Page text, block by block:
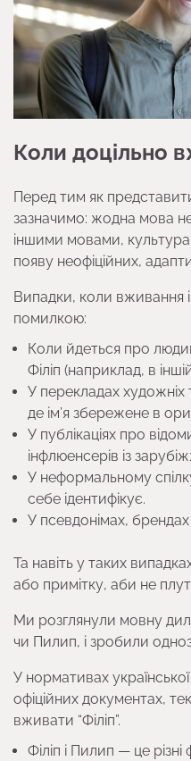
Коли доцільно
Перед тим як
зазначимо: жодна мова не
іншими мовами,
появу неофіційних,
Випадки, коли вживання
помилкою:
Коли йдеться про
Філіп (наприклад, в іншій
У перекладах художніх
де ім’я збережене в
У публікаціях про
інфлюенсерів із
У неформальному
себе ідентифікує.
У псевдонімах,
Та навіть у таких
або примітку, аби не
Ми розглянули мовну
чи Пилип, і зробили
У нормативах
офіційних документах,
вживати “Філіп”.
Філіп і Пилип — це